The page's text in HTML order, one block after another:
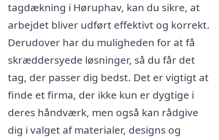
tagdækning i Høruphav, kan du sikre, at
arbejdet bliver udført effektivt og korrekt.
Derudover har du muligheden for at få
skræddersyede løsninger, så du får det
tag, der passer dig bedst. Det er vigtigt at
finde et firma, der ikke kun er dygtige i
deres håndværk, men også kan rådgive
dig i valget af materialer, designs og